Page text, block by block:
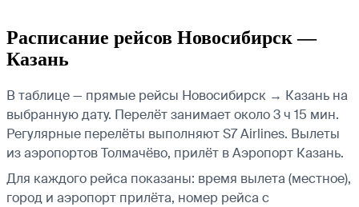
Расписание рейсов Новосибирск —
Казань
В таблице — прямые рейсы Новосибирск → Казань на
выбранную дату. Перелёт занимает около 3 ч 15 мин.
Регулярные перелёты выполняют S7 Airlines. Вылеты
из аэропортов Толмачёво, прилёт в Аэропорт Казань.
Для каждого рейса показаны: время вылета (местное),
город и аэропорт прилёта, номер рейса с